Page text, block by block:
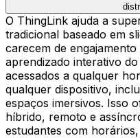
O ThingLink ajuda a
tradicional baseado em
carecem de
aprendizado interativo
acessados a qualquer
qualquer dispositivo,
espaços imersivos. Isso
híbrido, remoto e
estudantes com